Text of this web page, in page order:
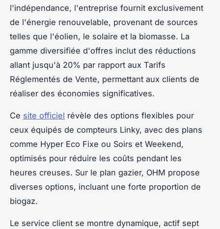
l'indépendance, l'entreprise fournit exclusivement
de l'énergie renouvelable, provenant de sources
telles que l'éolien, le solaire et la biomasse. La
gamme diversifiée d'offres inclut des réductions
allant jusqu'à 20% par rapport aux Tarifs
Réglementés de Vente, permettant aux clients de
réaliser des économies significatives.
Ce site officiel révèle des options flexibles pour
ceux équipés de compteurs Linky, avec des plans
comme Hyper Eco Fixe ou Soirs et Weekend,
optimisés pour réduire les coûts pendant les
heures creuses. Sur le plan gazier, OHM propose
diverses options, incluant une forte proportion de
biogaz.
Le service client se montre dynamique, actif sept